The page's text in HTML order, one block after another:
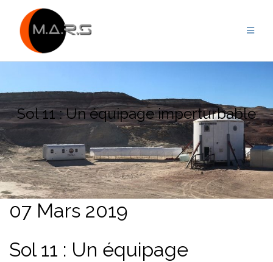
content
Sol 11 : Un équipage imperturbable
07 Mars 2019
Sol 11 : Un équipage